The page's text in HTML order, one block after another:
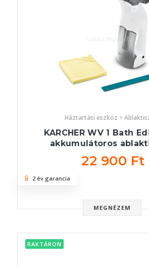
Háztartási eszköz >
KARCHER WV 1 Bath
akkumulátoros
22 900 Ft
MEGNÉZEM
2 év garancia
RAKTÁRON